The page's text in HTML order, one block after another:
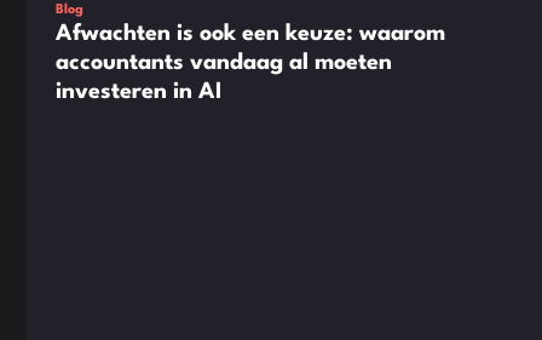
Blog
Afwachten is ook een keuze: waarom
accountants vandaag al moeten
investeren in AI